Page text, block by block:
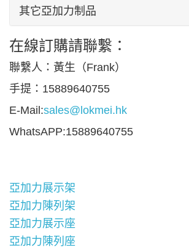
其它亞加力制品
在線訂購請聯繫：
聯繫人：黃生（Frank）
手提：15889640755
E-Mail:sales@lokmei.hk
WhatsAPP:15889640755
亞加力展示架
亞加力陳列架
亞加力展示座
亞加力陳列座